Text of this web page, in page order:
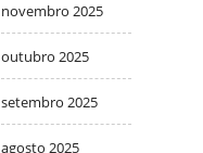
novembro 2025
outubro 2025
setembro 2025
agosto 2025